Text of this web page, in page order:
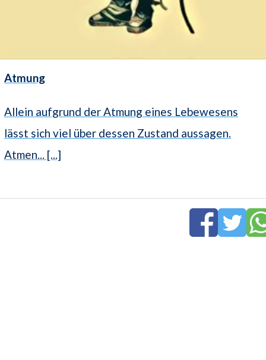
Atmung
Allein aufgrund der Atmung eines Lebewesens
lässt sich viel über dessen Zustand aussagen.
Atmen... [...]